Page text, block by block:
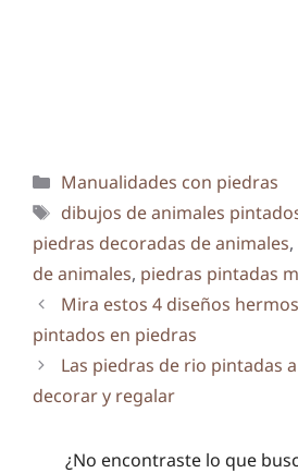
Categorías
Manualidades con piedras
Etiquetas
dibujos de animales
piedras decoradas de animales,
de animales, piedras pintadas
Mira estos 4 diseños
pintados en piedras
Las piedras de rio pintadas
decorar y regalar
¿No encontraste lo que